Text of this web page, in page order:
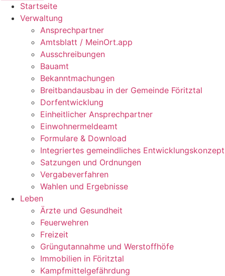
Startseite
Verwaltung
Ansprechpartner
Amtsblatt / MeinOrt.app
Ausschreibungen
Bauamt
Bekanntmachungen
Breitbandausbau in der Gemeinde Föritztal
Dorfentwicklung
Einheitlicher Ansprechpartner
Einwohnermeldeamt
Formulare & Download
Integriertes gemeindliches Entwicklungskonzept
Satzungen und Ordnungen
Vergabeverfahren
Wahlen und Ergebnisse
Leben
Ärzte und Gesundheit
Feuerwehren
Freizeit
Grüngutannahme und Werstoffhöfe
Immobilien in Föritztal
Kampfmittelgefährdung